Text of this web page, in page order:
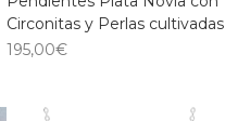
Circonitas y Perlas cultivadas
195,00€